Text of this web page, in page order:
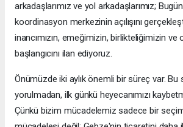
arkadaşlarımız ve yol arkadaşlarımız;
koordinasyon merkezinin açılışını
inancımızın, emeğimizin, birlikteliğimizin
başlangıcını ilan ediyoruz.
Önümüzde iki aylık önemli bir süreç var.
yorulmadan, ilk günkü heyecanımızı
Çünkü bizim mücadelemiz sadece bir